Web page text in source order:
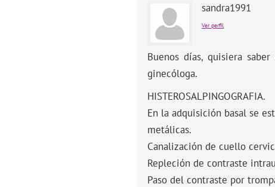
sandra1991
Ver perfil
Buenos días, quisiera
ginecóloga.
HISTEROSALPINGOGRAFIA.
En la adquisición basal se
metálicas.
Canalización de cuello
Repleción de contraste
Paso del contraste por